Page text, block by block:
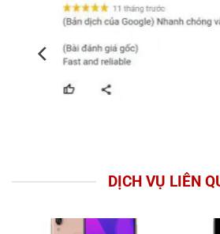
DỊCH VỤ LIÊN